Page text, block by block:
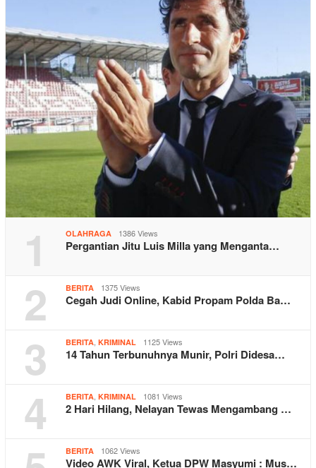
1 OLAHRAGA 1386 Views
Pergantian Jitu Luis Milla yang Menganta…
2 BERITA 1375 Views
Cegah Judi Online, Kabid Propam Polda Ba…
3 BERITA, KRIMINAL 1125 Views
14 Tahun Terbunuhnya Munir, Polri Didesa…
4 BERITA, KRIMINAL 1081 Views
2 Hari Hilang, Nelayan Tewas Mengambang …
BERITA 1062 Views
Video AWK Viral, Ketua DPW Masyumi : Mus…